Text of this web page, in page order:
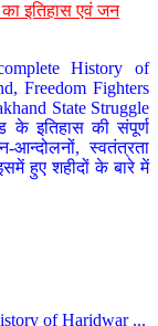
इतिहास एवं जन
History of
Freedom Fighters
State Struggle
के इतिहास की संपूर्ण
आन्दोलनों, स्वतंत्रता
हुए शहीदों के बारे में
of Haridwar ...